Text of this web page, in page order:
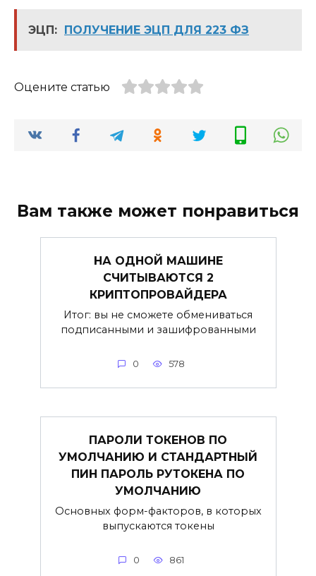
ЭЦП: ПОЛУЧЕНИЕ ЭЦП ДЛЯ 223 ФЗ
Оцените статью
Вам также может понравиться
НА ОДНОЙ МАШИНЕ
СЧИТЫВАЮТСЯ 2
КРИПТОПРОВАЙДЕРА
Итог: вы не сможете обмениваться
подписанными и зашифрованными
0 578
ПАРОЛИ ТОКЕНОВ ПО
УМОЛЧАНИЮ И СТАНДАРТНЫЙ
ПИН ПАРОЛЬ РУТОКЕНА ПО
УМОЛЧАНИЮ
Основных форм-факторов, в которых
выпускаются токены
0 861